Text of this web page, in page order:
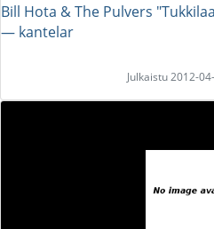
Bill Hota & The Pulvers
― kantelar
Julkaistu 2012-